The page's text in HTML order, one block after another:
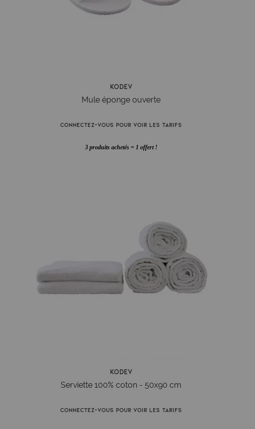
Kodev
Mule éponge ouverte
Connectez-vous pour voir les tarifs
3 produits achetés = 1 offert !
Kodev
Serviette 100% coton - 50x90 cm
Connectez-vous pour voir les tarifs